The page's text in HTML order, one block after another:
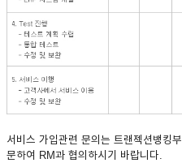
서비스 가입관련 문의는 트랜젝션뱅킹
문하여 RM과 협의하시기 바랍니다.